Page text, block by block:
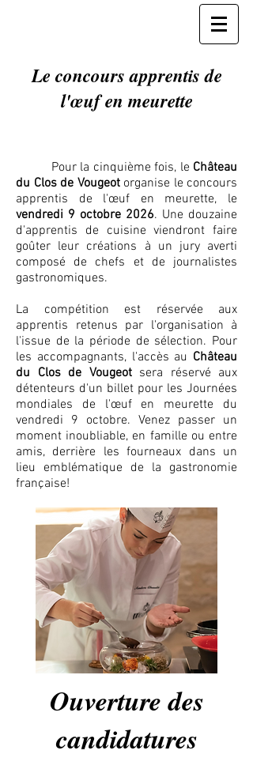
Le concours apprentis de
l'œuf en meurette
Pour la cinquième fois, le Château
du Clos de Vougeotorganise le concours
apprentis de l'œuf en meurette, le
vendredi 9 octobre 2026. Une douzaine
d'apprentis de cuisine viendront faire
goûter leur créations à un jury averti
composé de chefs et de journalistes
gastronomiques.
La compétition est réservée aux
apprentis retenus par l'organisation à
l'issue de la période de sélection. Pour
les accompagnants, l'accès au Château
du Clos de Vougeotsera réservé aux
détenteurs d'un billet pour les Journées
mondiales de l'œuf en meurette du
vendredi 9 octobre. Venez passer un
moment inoubliable, en famille ou entre
amis, derrière les fourneaux dans un
lieu emblématique de la gastronomie
française!
Ouverture des
candidatures